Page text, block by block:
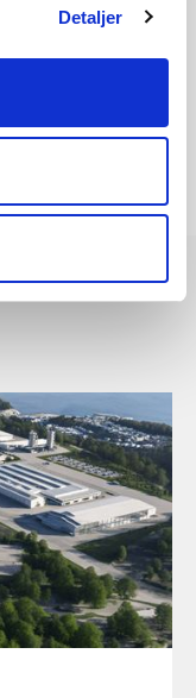
Detaljer